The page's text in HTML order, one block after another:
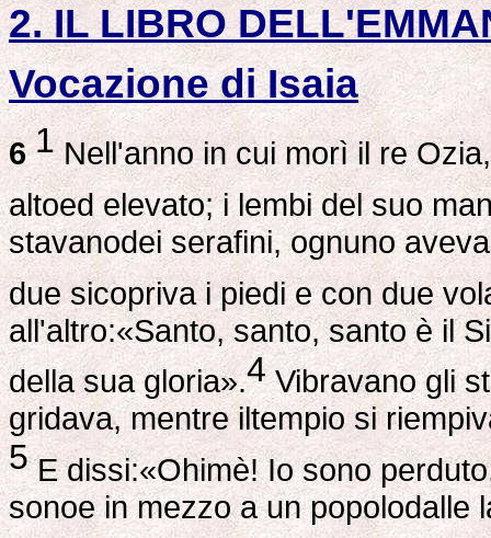
2. IL LIBRO
Vocazione di Isaia
6 1Nell'anno in cui morì il re
altoed elevato; i lembi del suo
stavanodei serafini, ognuno
due sicopriva i piedi e con due
all'altro:«Santo, santo, santo è il
della sua gloria».4Vibravano gli
gridava, mentre iltempio si
5E dissi:«Ohimè! Io sono
sonoe in mezzo a un popolodalle